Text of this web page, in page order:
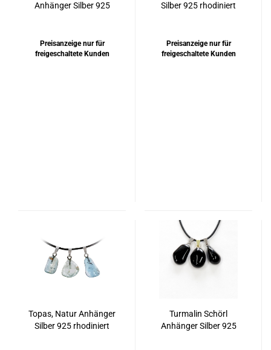
Anhänger Silber 925
Preisanzeige nur für
freigeschaltete Kunden
Silber 925 rhodiniert
Preisanzeige nur für
freigeschaltete Kunden
Topas, Natur Anhänger
Silber 925 rhodiniert
Turmalin Schörl
Anhänger Silber 925